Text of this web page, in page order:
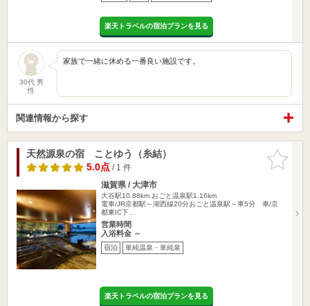
楽天トラベルの宿泊プランを見る
30代 男
性
家族で一緒に休める一番良い施設です。
関連情報から探す
お気に入
りに追加
天然源泉の宿 ことゆう（糸結）
5.0点/ 1 件
滋賀県 / 大津市
大谷駅10.88km おごと温泉駅1.16km
電車/JR京都駅～湖西線20分おごと温泉駅～車5分 車/京
都東IC下…
営業時間
入浴料金 ～
宿泊 単純温泉・単純泉
楽天トラベルの宿泊プランを見る